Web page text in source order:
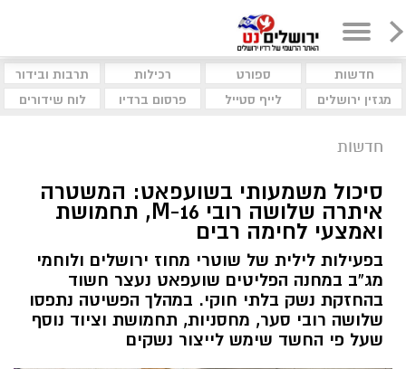
חדשות ספורט רכילות
תרבות ובידור
מגזין ירושלים
לייף סטייל פרסום ברדיו לוח שידורים
חדשות
סיכול משמעותי בשועפאט: המשטרה
איתרה שלושה רובי M-16, תחמושת
ואמצעי לחימה רבים
בפעילות לילית של שוטרי מחוז ירושלים ולוחמי
מג”ב במחנה הפליטים שועפאט נעצר חשוד
בהחזקת נשק בלתי חוקי. במהלך הפשיטה נתפסו
שלושה רובי סער, מחסניות, תחמושת וציוד נוסף
שעל פי החשד שימש לייצור נשקים